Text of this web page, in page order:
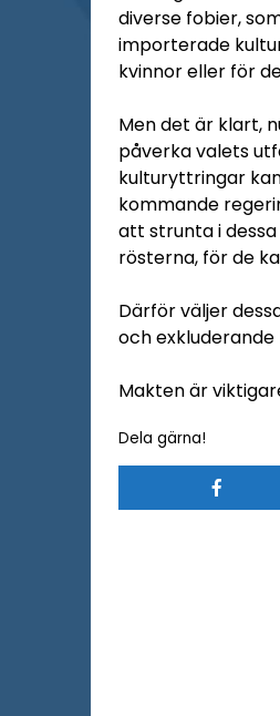
diverse fobier,
importerade
kvinnor eller för
Men det är klart,
påverka valets
kulturyttringar
kommande
att strunta i
rösterna, för de
Därför väljer
och exkluderande
Makten är
Dela gärna!